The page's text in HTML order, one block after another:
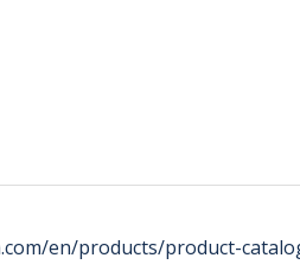
en/products/product-